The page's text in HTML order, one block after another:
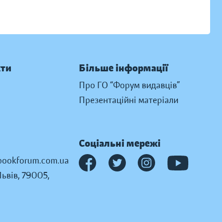
Більше інформації
Про ГО “Форум видавців”
Презентаційні матеріали
79005,
Соціальні мережі